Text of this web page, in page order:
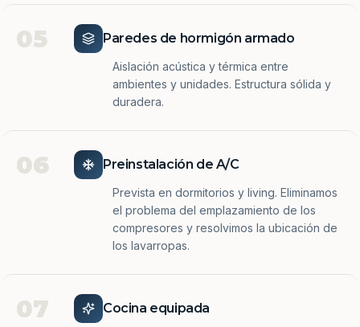
05 Paredes de hormigón armado
Aislación acústica y térmica entre
ambientes y unidades. Estructura sólida y
duradera.
06 Preinstalación de A/C
Prevista en dormitorios y living. Eliminamos
el problema del emplazamiento de los
compresores y resolvimos la ubicación de
los lavarropas.
07 Cocina equipada